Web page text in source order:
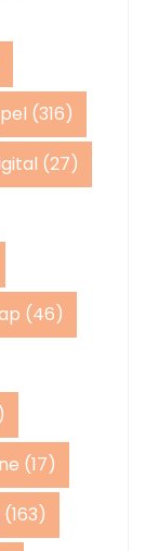
(316)
(27)
(46)
(17)
(163)